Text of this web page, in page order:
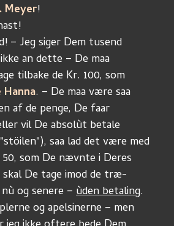
Meyer!
– Jeg siger Dem tusend
an dette – De maa
tilbake de Kr. 100, som
. – De maa være saa
af de penge, De faar
vil De absolùt betale
saa lad det være med
som De nævnte i Deres
De tage imod de træ-
og senere – ùden betaling.
og apelsinerne – men